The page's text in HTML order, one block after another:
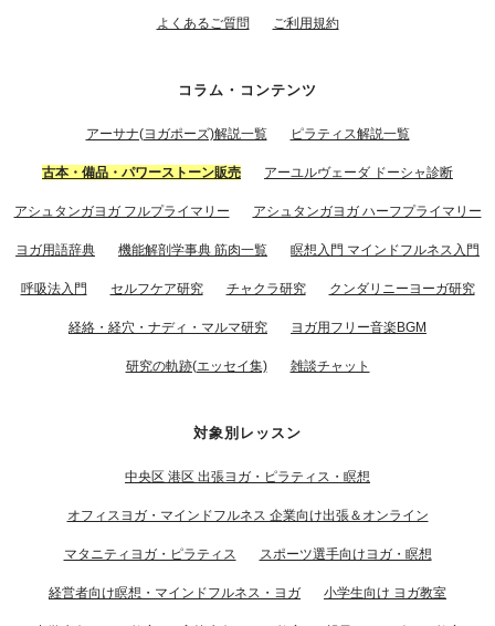
よくあるご質問 ご利用規約
コラム・コンテンツ
アーサナ(ヨガポーズ)解説一覧 ピラティス解説一覧
古本・備品・パワーストーン販売 アーユルヴェーダ ドーシャ診断
アシュタンガヨガ フルプライマリー アシュタンガヨガ ハーフプライマリー
ヨガ用語辞典 機能解剖学事典 筋肉一覧 瞑想入門 マインドフルネス入門
呼吸法入門 セルフケア研究 チャクラ研究 クンダリニーヨーガ研究
経絡・経穴・ナディ・マルマ研究 ヨガ用フリー音楽BGM
研究の軌跡(エッセイ集) 雑談チャット
対象別レッスン
中央区 港区 出張ヨガ・ピラティス・瞑想
オフィスヨガ・マインドフルネス 企業向け出張＆オンライン
マタニティヨガ・ピラティス スポーツ選手向けヨガ・瞑想
経営者向け瞑想・マインドフルネス・ヨガ 小学生向け ヨガ教室